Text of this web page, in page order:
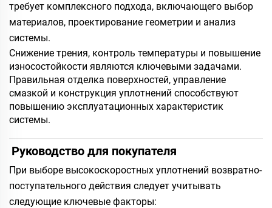
требует комплексного подхода, включающего выбор
материалов, проектирование геометрии и анализ
системы.
Снижение трения, контроль температуры и повышение
износостойкости являются ключевыми задачами.
Правильная отделка поверхностей, управление
смазкой и конструкция уплотнений способствуют
повышению эксплуатационных характеристик
системы.
Руководство для покупателя
При выборе высокоскоростных уплотнений возвратно-
поступательного действия следует учитывать
следующие ключевые факторы: